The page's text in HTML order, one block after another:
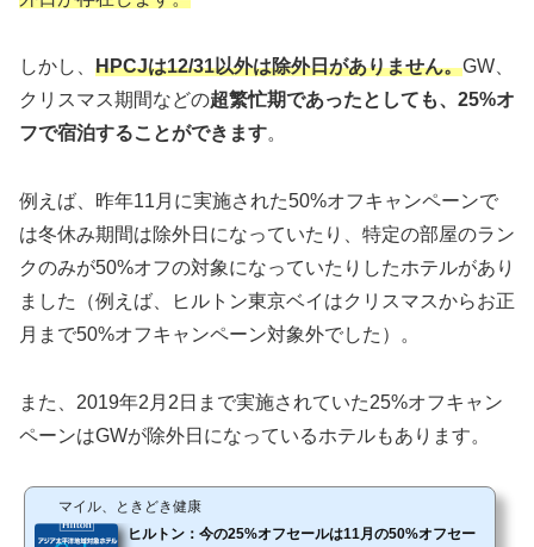
しかし、 HPCJは12/31以外は除外日がありません。GW、
クリスマス期間などの超繁忙期であったとしても、25%オ
フで宿泊することができます。
例えば、昨年11月に実施された50%オフキャンペーンで
は冬休み期間は除外日になっていたり、特定の部屋のラン
クのみが50%オフの対象になっていたりしたホテルがあり
ました（例えば、ヒルトン東京ベイはクリスマスからお正
月まで50%オフキャンペーン対象外でした）。
また、2019年2月2日まで実施されていた25%オフキャン
ペーンはGWが除外日になっているホテルもあります。
マイル、ときどき健康
ヒルトン：今の25%オフセールは11月の50%オフセー